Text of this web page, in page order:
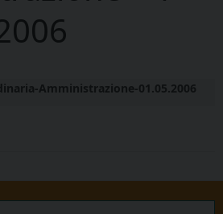
Amministrazione-01.05.2006